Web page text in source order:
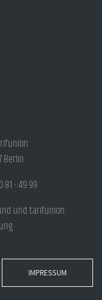
Berlin
81 - 49 99
und tarifunion
IMPRESSUM